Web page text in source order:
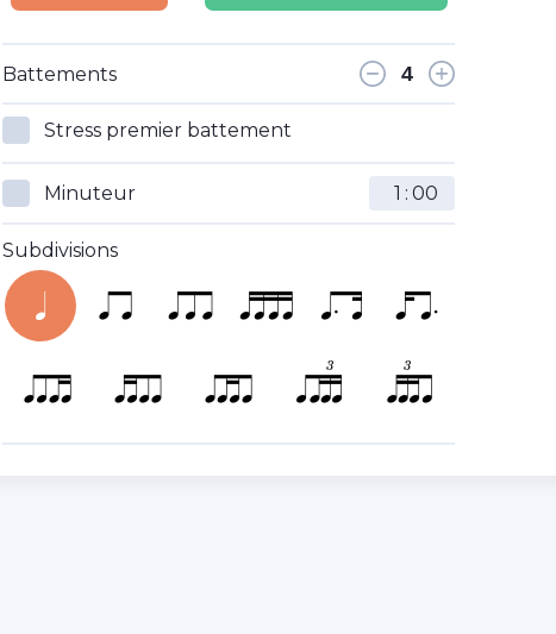
Battements
Stress premier battement
Minuteur :
Subdivisions